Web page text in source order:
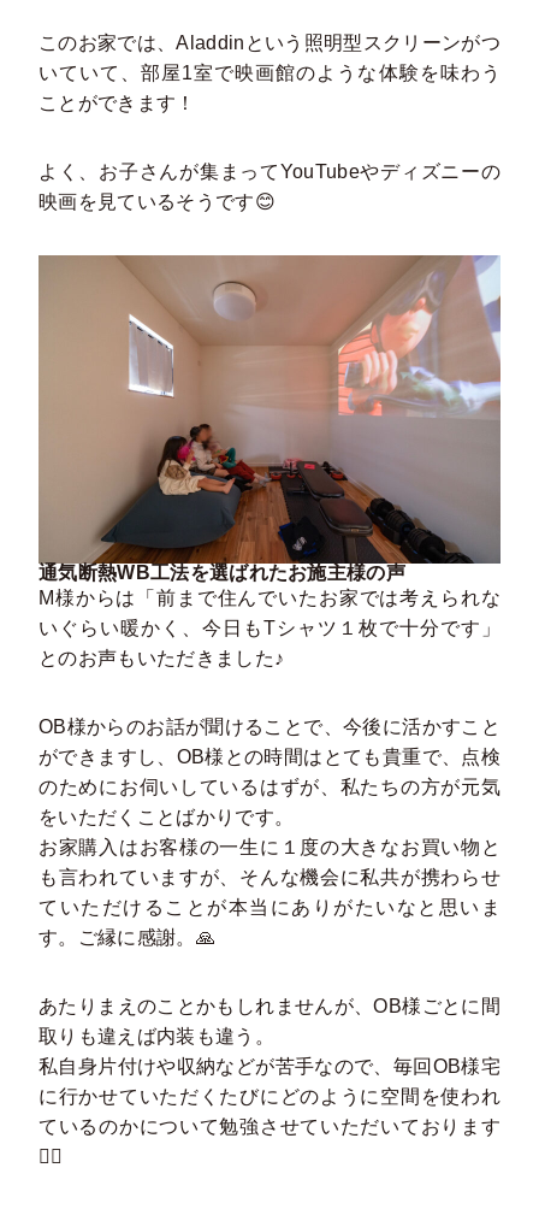
このお家では、Aladdinという照明型スクリーンがつ
いていて、部屋1室で映画館のような体験を味わう
ことができます！
よく、お子さんが集まってYouTubeやディズニーの
映画を見ているそうです😊
通気断熱WB工法を選ばれたお施主様の声
M様からは「前まで住んでいたお家では考えられな
いぐらい暖かく、今日もTシャツ１枚で十分です」
とのお声もいただきました♪
OB様からのお話が聞けることで、今後に活かすこと
ができますし、OB様との時間はとても貴重で、点検
のためにお伺いしているはずが、私たちの方が元気
をいただくことばかりです。
お家購入はお客様の一生に１度の大きなお買い物と
も言われていますが、そんな機会に私共が携わらせ
ていただけることが本当にありがたいなと思いま
す。ご縁に感謝。🙏
あたりまえのことかもしれませんが、OB様ごとに間
取りも違えば内装も違う。
私自身片付けや収納などが苦手なので、毎回OB様宅
に行かせていただくたびにどのように空間を使われ
ているのかについて勉強させていただいております
🙋‍♀️